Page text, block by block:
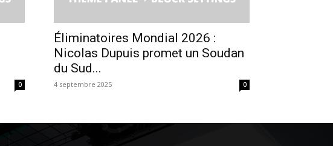
0
Éliminatoires Mondial 2026 :
Nicolas Dupuis promet un Soudan
du Sud...
4 septembre 2025 0